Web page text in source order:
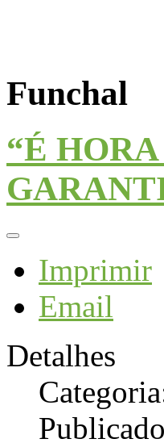
Funchal
“É
Imprimir
Email
Detalhes